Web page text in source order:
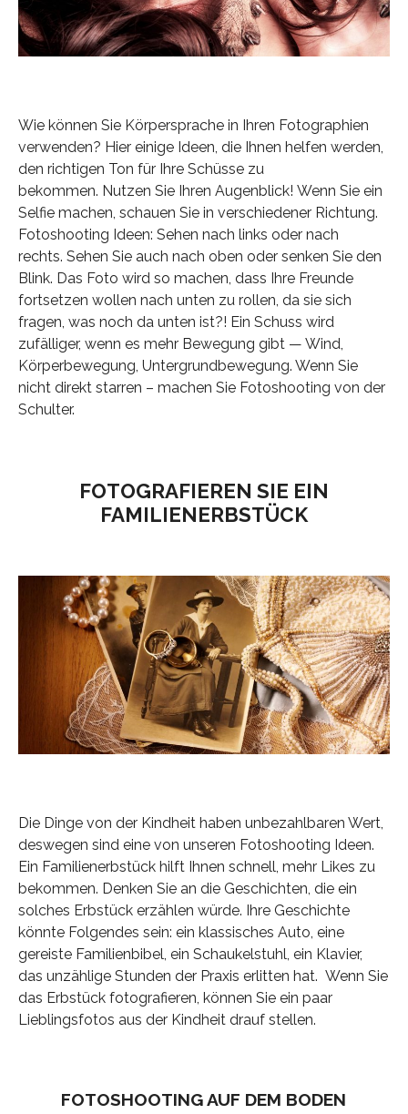
Wie können Sie Körpersprache in Ihren Fotographien
verwenden? Hier einige Ideen, die Ihnen helfen werden,
den richtigen Ton für Ihre Schüsse zu
bekommen. Nutzen Sie Ihren Augenblick! Wenn Sie ein
Selfie machen, schauen Sie in verschiedener Richtung.
Fotoshooting Ideen: Sehen nach links oder nach
rechts. Sehen Sie auch nach oben oder senken Sie den
Blink. Das Foto wird so machen, dass Ihre Freunde
fortsetzen wollen nach unten zu rollen, da sie sich
fragen, was noch da unten ist?! Ein Schuss wird
zufälliger, wenn es mehr Bewegung gibt — Wind,
Körperbewegung, Untergrundbewegung. Wenn Sie
nicht direkt starren – machen Sie Fotoshooting von der
Schulter.
FOTOGRAFIEREN SIE EIN
FAMILIENERBSTÜCK
Die Dinge von der Kindheit haben unbezahlbaren Wert,
deswegen sind eine von unseren Fotoshooting Ideen.
Ein Familienerbstück hilft Ihnen schnell, mehr Likes zu
bekommen. Denken Sie an die Geschichten, die ein
solches Erbstück erzählen würde. Ihre Geschichte
könnte Folgendes sein: ein klassisches Auto, eine
gereiste Familienbibel, ein Schaukelstuhl, ein Klavier,
das unzählige Stunden der Praxis erlitten hat. Wenn Sie
das Erbstück fotografieren, können Sie ein paar
Lieblingsfotos aus der Kindheit drauf stellen.
FOTOSHOOTING AUF DEM BODEN